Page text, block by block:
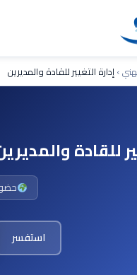
›إدارة التغيير للقادة والمديرين
للقادة
استفسر